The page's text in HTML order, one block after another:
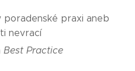
poradenské praxi aneb
nevrací
Best Practice